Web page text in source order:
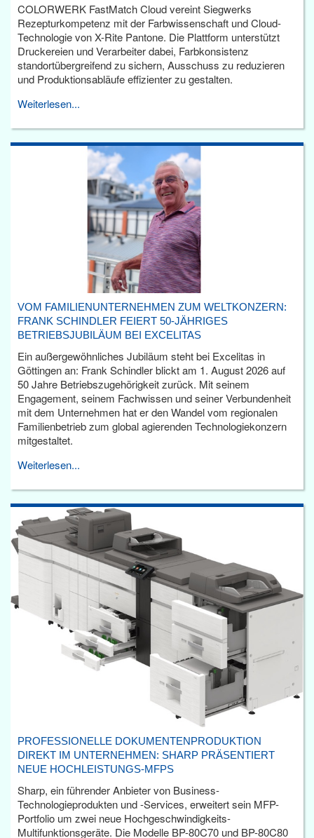
COLORWERK FastMatch Cloud vereint Siegwerks
Rezepturkompetenz mit der Farbwissenschaft und Cloud-
Technologie von X-Rite Pantone. Die Plattform unterstützt
Druckereien und Verarbeiter dabei, Farbkonsistenz
standortübergreifend zu sichern, Ausschuss zu reduzieren
und Produktionsabläufe effizienter zu gestalten.
Weiterlesen...
VOM FAMILIENUNTERNEHMEN ZUM WELTKONZERN:
FRANK SCHINDLER FEIERT 50-JÄHRIGES
BETRIEBSJUBILÄUM BEI EXCELITAS
Ein außergewöhnliches Jubiläum steht bei Excelitas in
Göttingen an: Frank Schindler blickt am 1. August 2026 auf
50 Jahre Betriebszugehörigkeit zurück. Mit seinem
Engagement, seinem Fachwissen und seiner Verbundenheit
mit dem Unternehmen hat er den Wandel vom regionalen
Familienbetrieb zum global agierenden Technologiekonzern
mitgestaltet.
Weiterlesen...
PROFESSIONELLE DOKUMENTENPRODUKTION
DIREKT IM UNTERNEHMEN: SHARP PRÄSENTIERT
NEUE HOCHLEISTUNGS-MFPS
Sharp, ein führender Anbieter von Business-
Technologieprodukten und -Services, erweitert sein MFP-
Portfolio um zwei neue Hochgeschwindigkeits-
Multifunktionsgeräte. Die Modelle BP-80C70 und BP-80C80